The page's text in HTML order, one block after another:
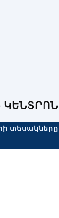
տեսակները